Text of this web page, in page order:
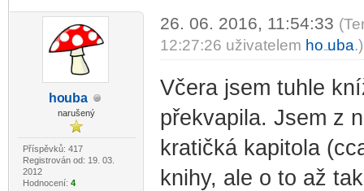
houba
narušený
Příspěvků: 417
Registrován od: 19. 03.
2012
Hodnocení: 4
26. 06. 2016, 11:54:33
12:27:26 uživatelem ho uba.)
Včera jsem tuhle
překvapila. Jsem z
kratičká kapitola
knihy, ale o to až